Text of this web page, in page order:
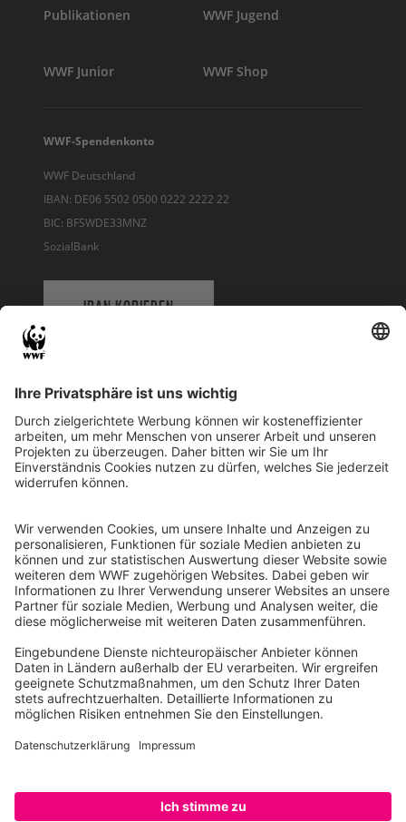
Publikationen WWF Jugend
WWF Junior WWF Shop
WWF-Spendenkonto
WWF Deutschland
IBAN: DE06 5502 0500 0222 2222 22
BIC: BFSWDE33MNZ
SozialBank
IBAN KOPIEREN
WWF Deutschland
Reinhardtstr. 18
10117 Berlin
Ihre Spende kann steuerlich geltend gemacht werden
Registriert als Stiftung WWF Deutschland, Senatsverwaltung für
Justiz Berlin, Az: 3416/976/2
Umsatzsteuer-Identifikationsnummer: DE 114236103
Freistellungsbescheid: Als gemeinnützige Körperschaft befreit
von der Körperschaftssteuer gem. §5 I 9 KStg. unter der
Steuernummer 27/641/09321